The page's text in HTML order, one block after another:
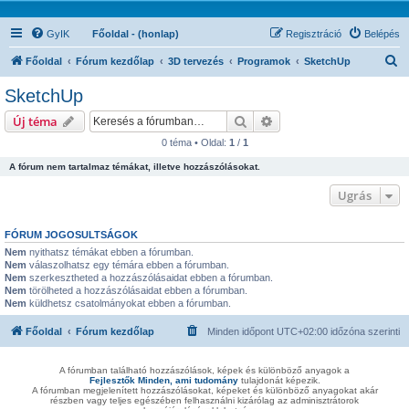
GyIK Főoldal - (honlap) Belépés
Regisztráció
Főoldal Fórum kezdőlap 3D tervezés Programok SketchUp
SketchUp
Új téma Keresés
0 téma • Oldal: 1 / 1
A fórum nem tartalmaz témákat, illetve hozzászólásokat.
Ugrás
FÓRUM JOGOSULTSÁGOK
Nem nyithatsz témákat ebben a fórumban.
Nem válaszolhatsz egy témára ebben a fórumban.
Nem szerkesztheted a hozzászólásaidat ebben a fórumban.
Nem törölheted a hozzászólásaidat ebben a fórumban.
Nem küldhetsz csatolmányokat ebben a fórumban.
Főoldal Fórum kezdőlap Minden időpont UTC+02:00 időzóna szerinti
A fórumban található hozzászólások, képek és különböző anyagok a
Fejlesztők Minden, ami tudománytulajdonát képezik.
A fórumban megjelenített hozzászólásokat, képeket és különböző anyagokat akár
részben vagy teljes egészében felhasználni kizárólag az adminisztrátorok